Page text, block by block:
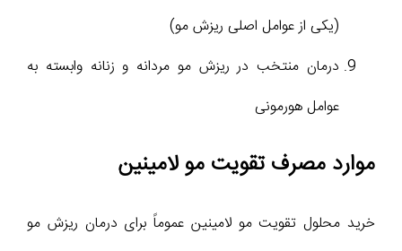
(یکی از عوامل اصلی ریزش مو)
درمان منتخب در ریزش مو مردانه و زنانه وابسته به
عوامل هورمونی
موارد مصرف تقویت مو لامینین
خرید محلول تقویت مو لامینین عموماً برای درمان ریزش مو